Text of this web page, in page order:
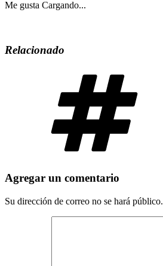
Me gusta Cargando...
Relacionado
Agregar un comentario
Su dirección de correo no se hará público.